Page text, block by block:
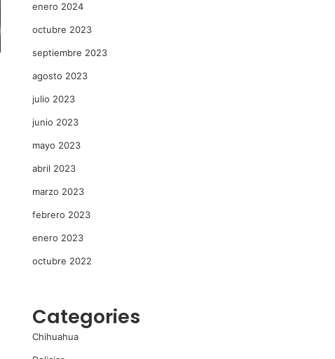
enero 2024
octubre 2023
septiembre 2023
agosto 2023
julio 2023
junio 2023
mayo 2023
abril 2023
marzo 2023
febrero 2023
enero 2023
octubre 2022
Categories
Chihuahua